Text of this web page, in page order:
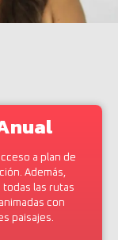
a plan de
Además,
todas las rutas
con
paisajes.